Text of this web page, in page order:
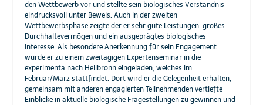
den Wettbewerb vor und stellte sein biologisches Verständnis
eindrucksvoll unter Beweis. Auch in der zweiten
Wettbewerbsphase zeigte der er sehr gute Leistungen, großes
Durchhaltevermögen und ein ausgeprägtes biologisches
Interesse. Als besondere Anerkennung für sein Engagement
wurde er zu einem zweitägigen Expertenseminar in die
experimenta nach Heilbronn eingeladen, welches im
Februar/März stattfindet. Dort wird er die Gelegenheit erhalten,
gemeinsam mit anderen engagierten Teilnehmenden vertiefte
Einblicke in aktuelle biologische Fragestellungen zu gewinnen und